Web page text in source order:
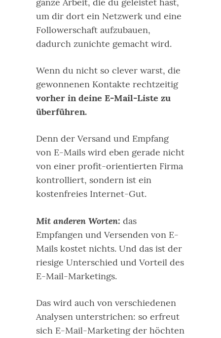
um dir dort ein Netzwerk und eine
Followerschaft aufzubauen,
dadurch zunichte gemacht wird.
Wenn du nicht so clever warst, die
gewonnenen Kontakte rechtzeitig
vorher in deine E-Mail-Liste zu
überführen.
Denn der Versand und Empfang
von E-Mails wird eben gerade nicht
von einer profit-orientierten Firma
kontrolliert, sondern ist ein
kostenfreies Internet-Gut.
Mit anderen Worten: das
Empfangen und Versenden von E-
Mails kostet nichts. Und das ist der
riesige Unterschied und Vorteil des
E-Mail-Marketings.
Das wird auch von verschiedenen
Analysen unterstrichen: so erfreut
sich E-Mail-Marketing der höchten